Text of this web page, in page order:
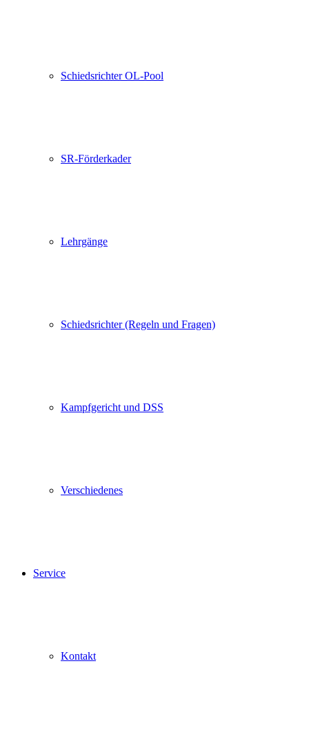
Schiedsrichter OL-Pool
SR-Förderkader
Lehrgänge
Schiedsrichter (Regeln und Fragen)
Kampfgericht und DSS
Verschiedenes
Service
Kontakt